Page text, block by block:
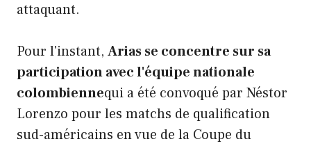
attaquant.
Pour l'instant, Arias se concentre sur sa
participation avec l'équipe nationale
colombiennequi a été convoqué par Néstor
Lorenzo pour les matchs de qualification
sud-américains en vue de la Coupe du